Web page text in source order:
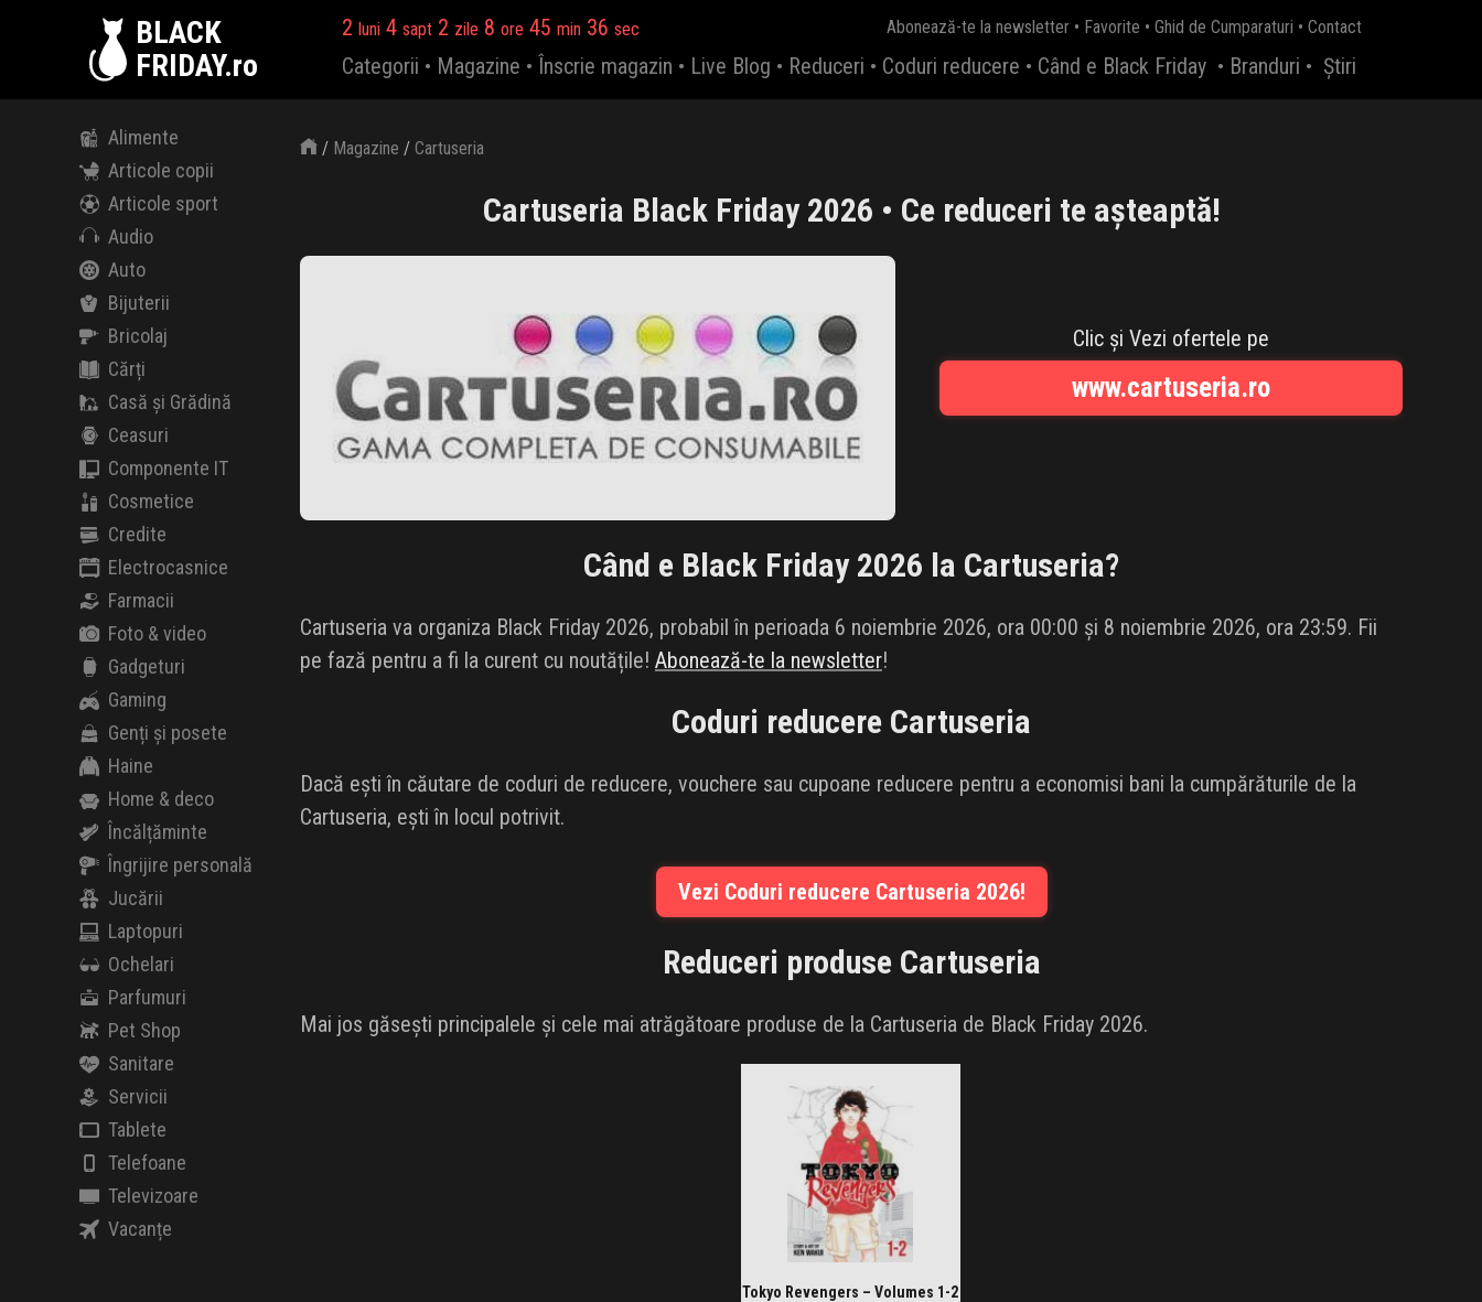
BLACK
FRIDAY.ro
2 luni 4 sapt 2 zile 8 ore 45 min 35 sec Abonează-te la newsletter • Favorite • Ghid de Cumparaturi • Contact
Categorii • Magazine • Înscrie magazin • Live Blog • Reduceri • Coduri reducere • Când e Black Friday • Branduri • Știri
Alimente
Articole copii
Articole sport
Audio
Auto
Bijuterii
Bricolaj
Cărți
Casă și Grădină
Ceasuri
Componente IT
Cosmetice
Credite
Electrocasnice
Farmacii
Foto & video
Gadgeturi
Gaming
Genți și posete
Haine
Home & deco
Încălțăminte
Îngrijire personală
Jucării
Laptopuri
Ochelari
Parfumuri
Pet Shop
Sanitare
Servicii
Tablete
Telefoane
Televizoare
Vacanțe
/ Magazine / Cartuseria
Cartuseria Black Friday 2026 • Ce reduceri te așteaptă!
Clic și Vezi ofertele pe
www.cartuseria.ro
Când e Black Friday 2026 la Cartuseria?
Cartuseria va organiza Black Friday 2026, probabil în perioada 6 noiembrie 2026, ora 00:00 și 8 noiembrie 2026, ora 23:59. Fii
pe fază pentru a fi la curent cu noutățile! Abonează-te la newsletter!
Coduri reducere Cartuseria
Dacă ești în căutare de coduri de reducere, vouchere sau cupoane reducere pentru a economisi bani la cumpărăturile de la
Cartuseria, ești în locul potrivit.
Vezi Coduri reducere Cartuseria 2026!
Reduceri produse Cartuseria
Mai jos găsești principalele și cele mai atrăgătoare produse de la Cartuseria de Black Friday 2026.
Tokyo Revengers – Volumes 1-2